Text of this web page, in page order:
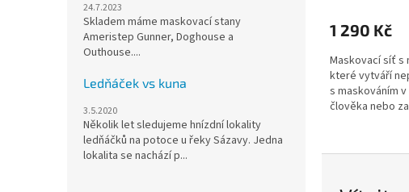
24.7.2023
Skladem máme maskovací stany
Ameristep Gunner, Doghouse a
Outhouse....
Ledňáček vs kuna
3.5.2020
Několik let sledujeme hnízdní lokality
ledňáčků na potoce u řeky Sázavy. Jedna
lokalita se nachází p...
1 290 Kč
Maskovací síť s
které vytváří
s maskováním
člověka nebo